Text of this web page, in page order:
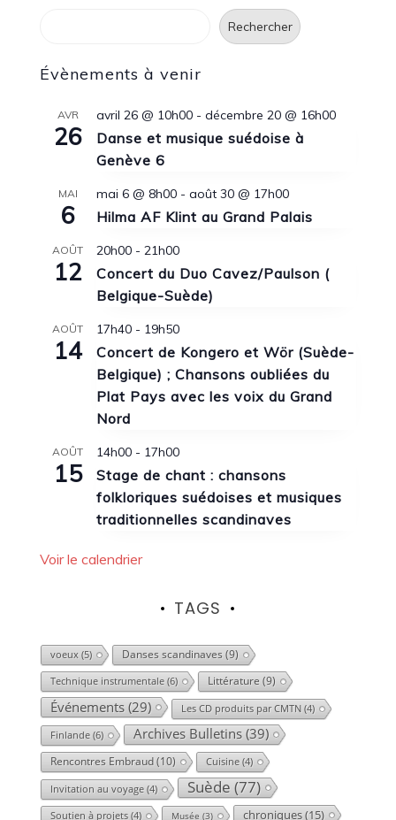
publications
Rechercher
Évènements à venir
AVR
26
avril 26 @ 10h00- décembre 20 @ 16h00
Danse et musique suédoise à
Genève 6
MAI
6
mai 6 @ 8h00- août 30 @ 17h00
Hilma AF Klint au Grand Palais
AOÛT
12
20h00- 21h00
Concert du Duo Cavez/Paulson (
Belgique-Suède)
AOÛT
14
17h40- 19h50
Concert de Kongero et Wör (Suède-
Belgique) ; Chansons oubliées du
Plat Pays avec les voix du Grand
Nord
AOÛT
15
14h00- 17h00
Stage de chant : chansons
folkloriques suédoises et musiques
traditionnelles scandinaves
Voir le calendrier
TAGS
voeux(5) Danses scandinaves (9)
Technique instrumentale(6) Littérature (9)
Événements(29) Les CD produits par CMTN(4)
Finlande(6) Archives Bulletins(39)
Rencontres Embraud(10) Cuisine(4)
Invitation au voyage(4) Suède (77)
Soutien à projets(4) Musée (3) chroniques(15)